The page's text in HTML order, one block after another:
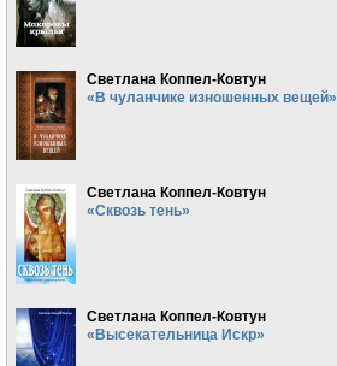
Светлана Коппел-Ковтун
«В чуланчике изношенных вещей»
Светлана Коппел-Ковтун
«Сквозь тень»
Светлана Коппел-Ковтун
«Высекательница Искр»